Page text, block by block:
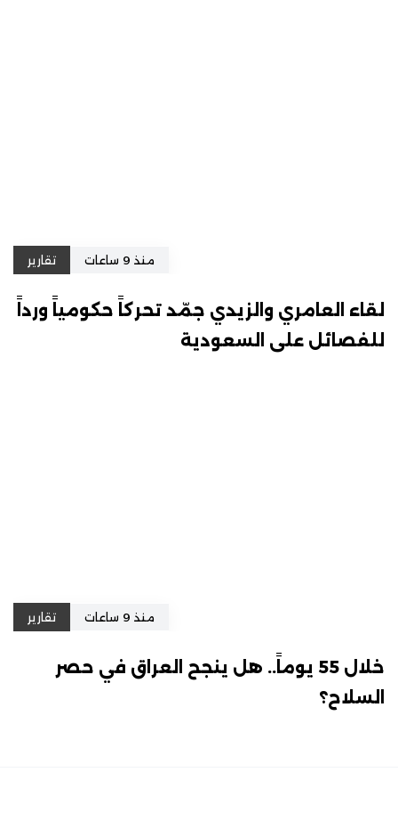
منذ 9 ساعات تقارير
لقاء العامري والزيدي جمّد تحركاً حكومياً ورداً
للفصائل على السعودية
منذ 9 ساعات تقارير
خلال 55 يوماً.. هل ينجح العراق في حصر
السلاح؟